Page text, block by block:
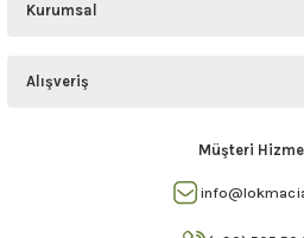
Kurumsal
Alışveriş
Müşteri